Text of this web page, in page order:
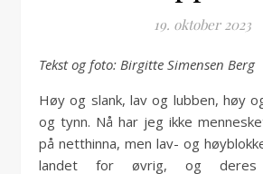
19. oktober 2023
Tekst og foto: Birgitte Simensen Berg
Høy og slank, lav og lubben, høy
og tynn. Nå har jeg ikke
på netthinna, men lav- og
landet for øvrig, og deres